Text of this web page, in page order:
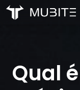
FAQ
Qual é a
Qual